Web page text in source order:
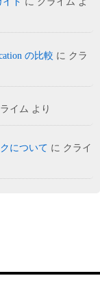
の比較 に クラ
イム より
について に クライ